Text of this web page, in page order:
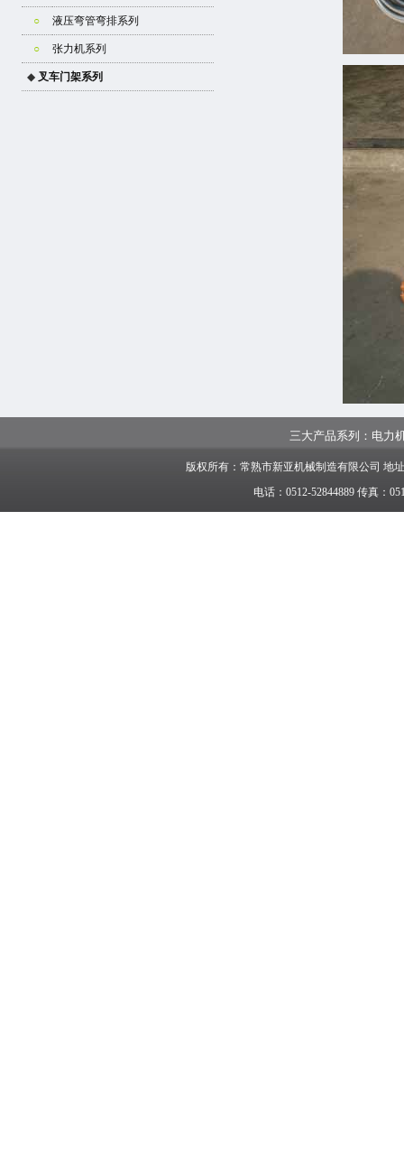
○ 液压弯管弯排系列
○ 张力机系列
◆ 叉车门架系列
三大产品系列： 电力
版权所有：常熟市新亚机械制造有限公司 地
电话：0512-52844889 传真：